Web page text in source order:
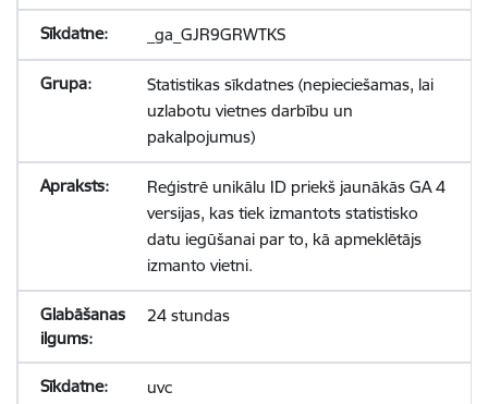
_ga_GJR9GRWTKS
Statistikas sīkdatnes (nepieciešamas, lai
uzlabotu vietnes darbību un
pakalpojumus)
Reģistrē unikālu ID priekš jaunākās GA 4
versijas, kas tiek izmantots statistisko
datu iegūšanai par to, kā apmeklētājs
izmanto vietni.
24 stundas
uvc